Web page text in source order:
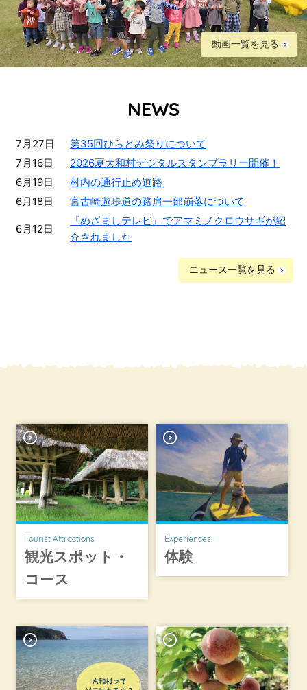
動画一覧を見る
NEWS
7月27日
第35回ひらとみ祭りについて
7月16日
2026夏大和村デジタルスタンプラリー開催！
6月19日
村内の通行止め道路
6月18日
宮古崎遊歩道の路肩一部崩落について
6月12日
『めざましテレビ』でアマミノクロウサギが紹
介されました
ニュース一覧を見る
Tourist Attractions
観光スポット・
コース
Experiences
体験